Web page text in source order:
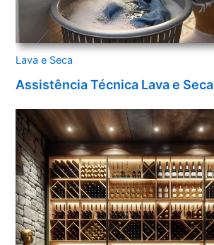
Lava e Seca
Assistência Técnica Lava e Seca